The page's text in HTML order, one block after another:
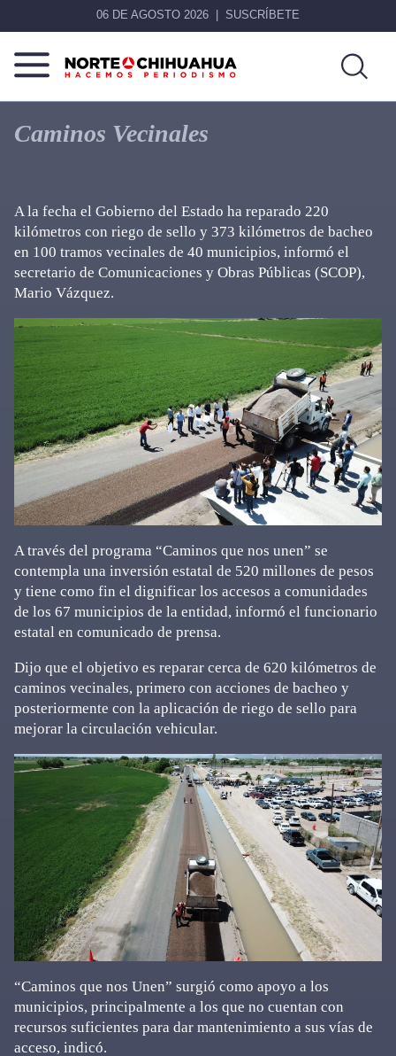
06 DE AGOSTO 2026 SUSCRÍBETE
Norte
De
Chihuahua
Más
que
noticias,
Caminos Vecinales
A la fecha el Gobierno del Estado ha reparado 220
kilómetros con riego de sello y 373 kilómetros de bacheo
en 100 tramos vecinales de 40 municipios, informó el
secretario de Comunicaciones y Obras Públicas (SCOP),
Mario Vázquez.
A través del programa “Caminos que nos unen” se
contempla una inversión estatal de 520 millones de pesos
y tiene como fin el dignificar los accesos a comunidades
de los 67 municipios de la entidad, informó el funcionario
estatal en comunicado de prensa.
Dijo que el objetivo es reparar cerca de 620 kilómetros de
caminos vecinales, primero con acciones de bacheo y
posteriormente con la aplicación de riego de sello para
mejorar la circulación vehicular.
“Caminos que nos Unen” surgió como apoyo a los
municipios, principalmente a los que no cuentan con
recursos suficientes para dar mantenimiento a sus vías de
acceso, indicó.